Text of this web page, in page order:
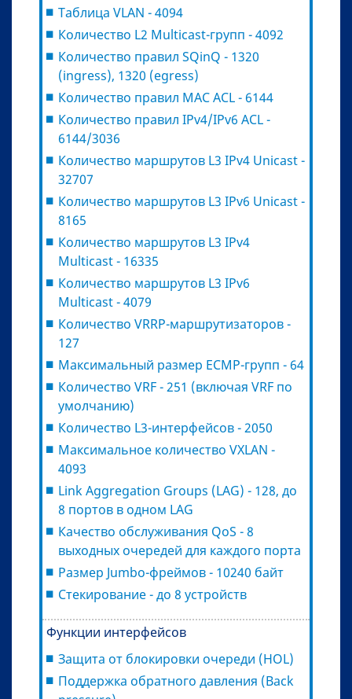
Таблица VLAN - 4094
Количество L2 Multicast-групп - 4092
Количество правил SQinQ - 1320
(ingress), 1320 (egress)
Количество правил MAC ACL - 6144
Количество правил IPv4/IPv6 ACL -
6144/3036
Количество маршрутов L3 IPv4 Unicast -
32707
Количество маршрутов L3 IPv6 Unicast -
8165
Количество маршрутов L3 IPv4
Multicast - 16335
Количество маршрутов L3 IPv6
Multicast - 4079
Количество VRRP-маршрутизаторов -
127
Максимальный размер ECMP-групп - 64
Количество VRF - 251 (включая VRF по
умолчанию)
Количество L3-интерфейсов - 2050
Максимальное количество VXLAN -
4093
Link Aggregation Groups (LAG) - 128, до
8 портов в одном LAG
Качество обслуживания QoS - 8
выходных очередей для каждого порта
Размер Jumbo-фреймов - 10240 байт
Стекирование - до 8 устройств
Функции интерфейсов
Защита от блокировки очереди (HOL)
Поддержка обратного давления (Back